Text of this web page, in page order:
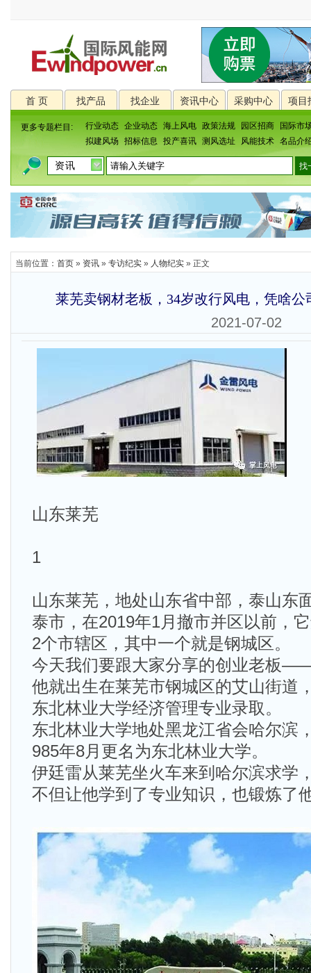
首 页 找产品 找企业 资讯中心 采购中心 项目
更多专题栏目: 行业动态 企业动态 海上风电 政策法规 园区招商
国际市
拟建风场
招标信息 投产喜讯 测风选址 风能技术 名品介
当前位置： 首页 » 资讯 » 专访纪实 » 人物纪实 » 正文
莱芜卖钢材老板，34岁改行风电，凭啥公
2021-07-02
山东莱芜
1
山东莱芜，地处山东省中部，泰山东
泰市，在2019年1月撤市并区以前，
2个市辖区，其中一个就是钢城区。
今天我们要跟大家分享的创业老板
他就出生在莱芜市钢城区的艾山街道
东北林业大学经济管理专业录取。
东北林业大学地处黑龙江省会哈尔滨
985年8月更名为东北林业大学。
伊廷雷从莱芜坐火车来到哈尔滨求学
不但让他学到了专业知识，也锻炼了